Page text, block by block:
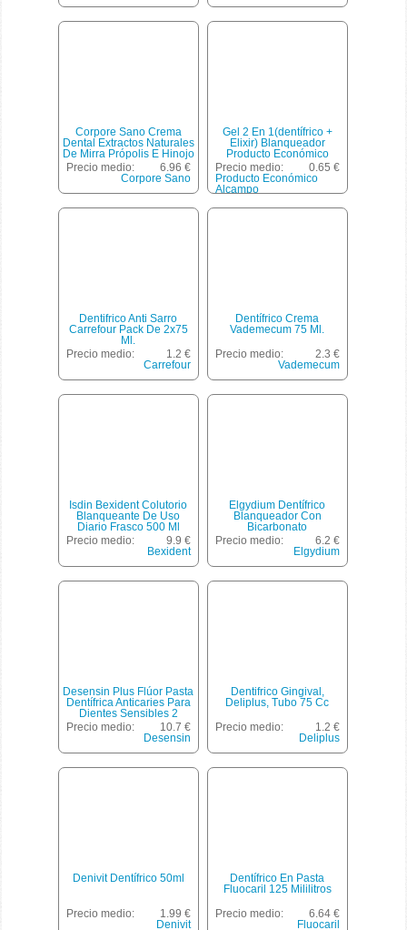
Corpore Sano Crema
Dental Extractos Naturales
De Mirra Própolis E Hinojo
Envase 75 Ml
Precio medio:
6.96 €
Corpore Sano
Gel 2 En 1(dentífrico +
Elixir) Blanqueador
Producto Económico
Alcampo 75 Mililitros
Precio medio:
0.65 €
Producto Económico
Alcampo
Dentifrico Anti Sarro
Carrefour Pack De 2x75
Ml.
Precio medio:
1.2 €
Carrefour
Dentífrico Crema
Vademecum 75 Ml.
Precio medio:
2.3 €
Vademecum
Isdin Bexident Colutorio
Blanqueante De Uso
Diario Frasco 500 Ml
Precio medio:
9.9 €
Bexident
Elgydium Dentífrico
Blanqueador Con
Bicarbonato
Micropulverizado
Precio medio:
6.2 €
Elgydium
Desensin Plus Flúor Pasta
Dentífrica Anticaries Para
Dientes Sensibles 2
Tubos 125 Ml + 50ml Uso
Diario Acción Progresiva
Precio medio:
10.7 €
Desensin
Dentifrico Gingival,
Deliplus, Tubo 75 Cc
Precio medio:
1.2 €
Deliplus
Denivit Dentífrico 50ml
Precio medio:
1.99 €
Denivit
Dentífrico En Pasta
Fluocaril 125 Mililitros
Precio medio:
6.64 €
Fluocaril